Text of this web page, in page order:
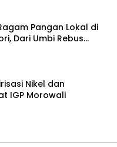
Pangan Lokal di
Dari Umbi Rebus
Muna
Nikel dan
IGP Morowali